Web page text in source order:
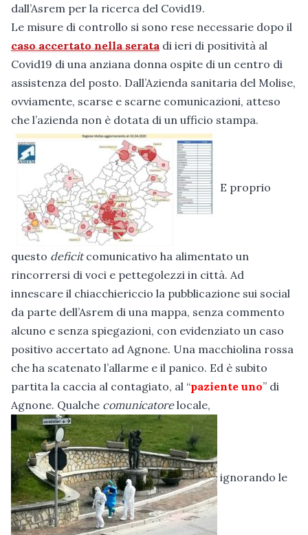
dall’Asrem per la ricerca del Covid19.
Le misure di controllo si sono rese necessarie dopo il
caso accertato nella serata di ieri di positività al
Covid19 di una anziana donna ospite di un centro di
assistenza del posto. Dall’Azienda sanitaria del Molise,
ovviamente, scarse e scarne comunicazioni, atteso
che l’azienda non è dotata di un ufficio stampa.
E proprio
questo deficitcomunicativo ha alimentato un
rincorrersi di voci e pettegolezzi in città. Ad
innescare il chiacchiericcio la pubblicazione sui social
da parte dell’Asrem di una mappa, senza commento
alcuno e senza spiegazioni, con evidenziato un caso
positivo accertato ad Agnone. Una macchiolina rossa
che ha scatenato l’allarme e il panico. Ed è subito
partita la caccia al contagiato, al “paziente uno” di
Agnone. Qualche comunicatorelocale,
ignorando le